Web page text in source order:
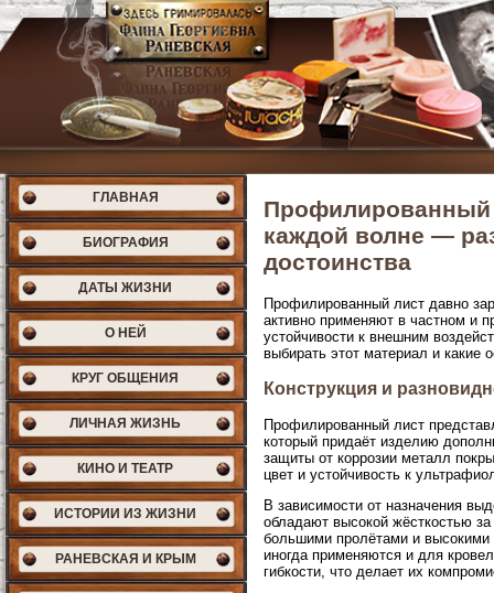
ГЛАВНАЯ
БИОГРАФИЯ
ДАТЫ ЖИЗНИ
О НЕЙ
КРУГ ОБЩЕНИЯ
ЛИЧНАЯ ЖИЗНЬ
КИНО И ТЕАТР
ИСТОРИИ ИЗ ЖИЗНИ
РАНЕВСКАЯ И КРЫМ
Профилированный
каждой волне —
достоинства
Профилированный лист давно
активно применяют в частном и
устойчивости к внешним
выбирать этот материал и какие
Конструкция и
Профилированный лист
который придаёт изделию
защиты от коррозии металл
цвет и устойчивость к
В зависимости от назначения
обладают высокой жёсткостью
большими пролётами и высокими
иногда применяются и для
гибкости, что делает их